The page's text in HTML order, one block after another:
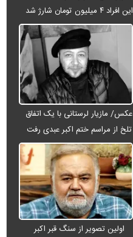
این افراد ۴ میلیون تومان شارژ شد
عکس/ مازیار لرستانی با یک اتفاق
تلخ از مراسم ختم اکبر عبدی رفت
اولین تصویر از سنگ قبر اکبر